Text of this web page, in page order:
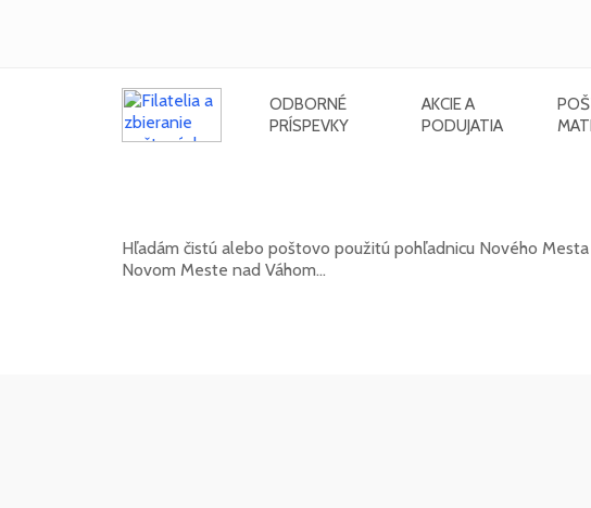
ODBORNÉ
PRÍSPEVKY
AKCIE A
PODUJATIA
Hľadám čistú alebo poštovo použitú pohľadnicu Nového
Novom Meste nad Váhom...